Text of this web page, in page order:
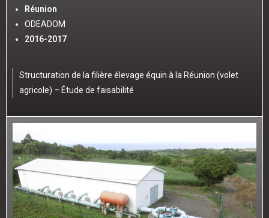
Réunion
ODEADOM
2016-2017
Structuration de la filière élevage équin à la Réunion (volet
agricole) – Étude de faisabilité